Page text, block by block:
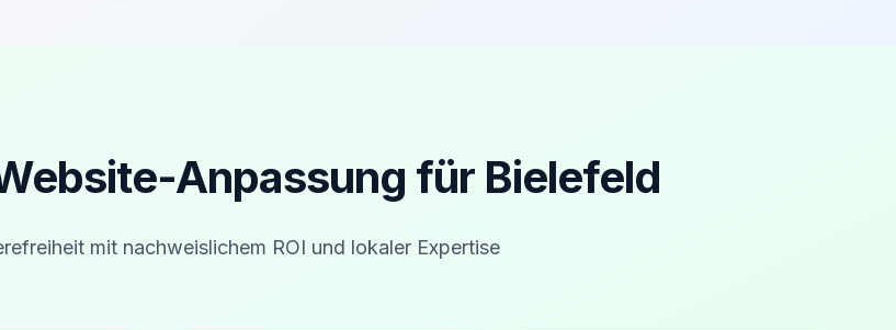
Anpassung für Bielefeld
mit nachweislichem ROI und lokaler Expertise